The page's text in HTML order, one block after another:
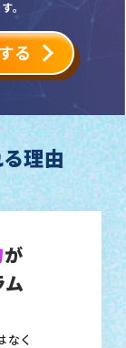
。
る
理由
が
ム
なく